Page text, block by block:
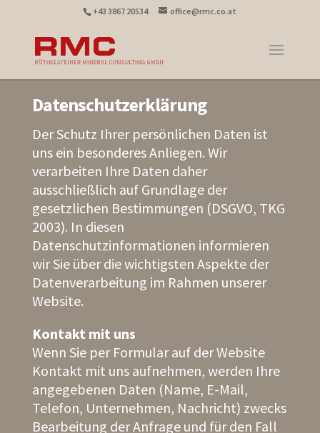
+43 3867 20534 office@rmc.co.at
Datenschutzerklärung
Der Schutz Ihrer persönlichen Daten ist
uns ein besonderes Anliegen. Wir
verarbeiten Ihre Daten daher
ausschließlich auf Grundlage der
gesetzlichen Bestimmungen (DSGVO, TKG
2003). In diesen
Datenschutzinformationen informieren
wir Sie über die wichtigsten Aspekte der
Datenverarbeitung im Rahmen unserer
Website.
Kontakt mit uns
Wenn Sie per Formular auf der Website
Kontakt mit uns aufnehmen, werden Ihre
angegebenen Daten (Name, E-Mail,
Telefon, Unternehmen, Nachricht) zwecks
Bearbeitung der Anfrage und für den Fall